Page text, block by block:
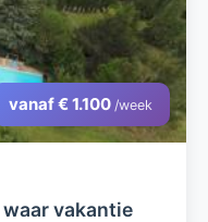
vanaf € 1.100 /week
vakantie